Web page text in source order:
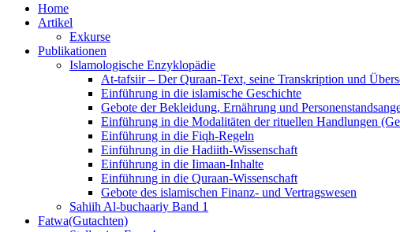
Home
Artikel
Exkurse
Publikationen
Islamologische Enzyklopädie
At-tafsiir – Der Quraan-Text, seine Transkription und
Einführung in die islamische Geschichte
Gebote der Bekleidung, Ernährung und
Einführung in die Modalitäten der rituellen Handlungen
Einführung in die Fiqh-Regeln
Einführung in die Hadiith-Wissenschaft
Einführung in die Iimaan-Inhalte
Einführung in die Quraan-Wissenschaft
Gebote des islamischen Finanz- und Vertragswesen
Sahiih Al-buchaariy Band 1
Fatwa(Gutachten)